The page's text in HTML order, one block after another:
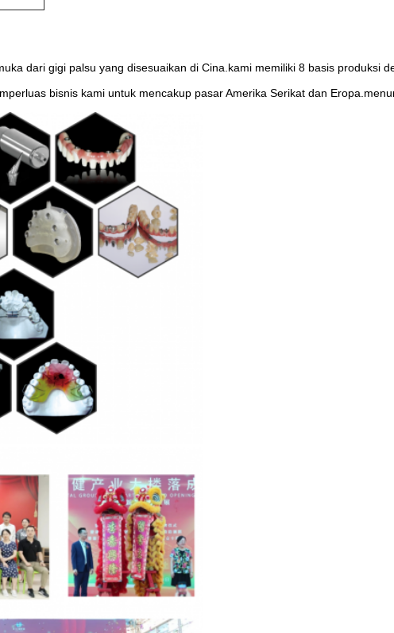
dari gigi palsu yang disesuaikan di Cina.kami memiliki 8 basis produksi
bisnis kami untuk mencakup pasar Amerika Serikat dan